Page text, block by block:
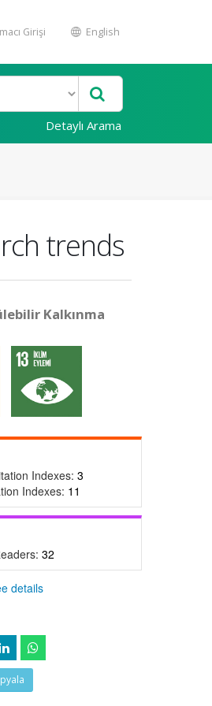
Girişi English
Detaylı Arama
trends
Kalkınma
Indexes: 3
Indexes: 11
32
details